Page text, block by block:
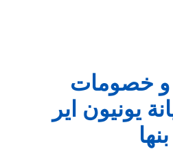
خصومات
يونيون اير
بنها